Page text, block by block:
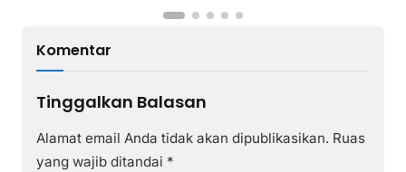
Komentar
Tinggalkan Balasan
Alamat email Anda tidak akan dipublikasikan. Ruas
yang wajib ditandai *